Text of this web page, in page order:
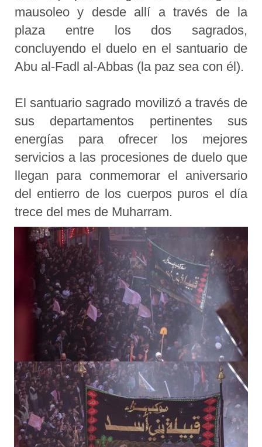
mausoleo y desde allí a través de la
plaza entre los dos sagrados,
concluyendo el duelo en el santuario de
Abu al-Fadl al-Abbas (la paz sea con él).
El santuario sagrado movilizó a través de
sus departamentos pertinentes sus
energías para ofrecer los mejores
servicios a las procesiones de duelo que
llegan para conmemorar el aniversario
del entierro de los cuerpos puros el día
trece del mes de Muharram.